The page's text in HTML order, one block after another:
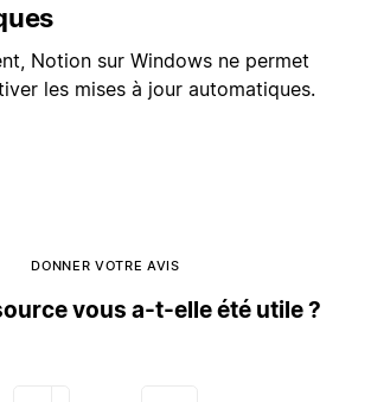
Notion sur Windows ne permet
les mises à jour automatiques.
DONNER VOTRE AVIS
vous a-t-elle été utile ?